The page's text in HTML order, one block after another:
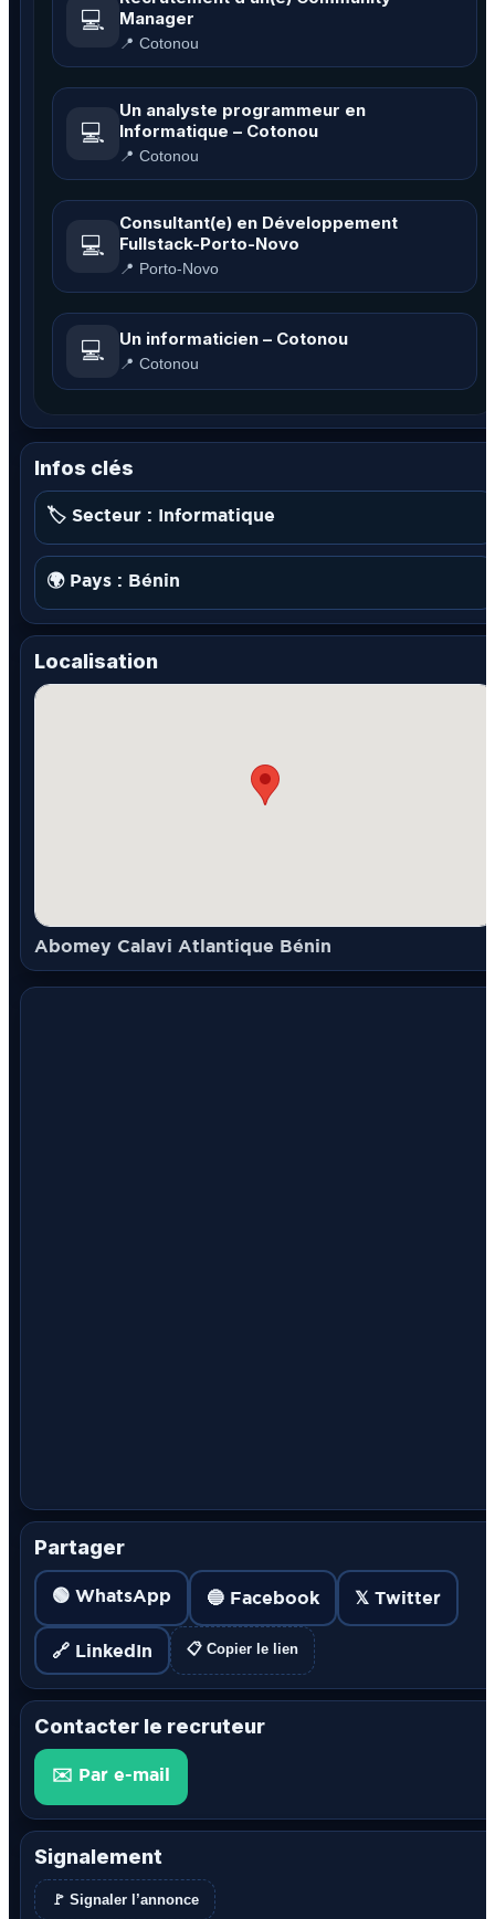
💻
Manager
📍 Cotonou
💻
Un analyste programmeur en
Informatique – Cotonou
📍 Cotonou
💻
Consultant(e) en Développement
Fullstack-Porto-Novo
📍 Porto-Novo
💻 Un informaticien – Cotonou
📍 Cotonou
Infos clés
🏷️ Secteur : Informatique
🌍 Pays : Bénin
Localisation
Abomey Calavi Atlantique Bénin
Partager
🟢 WhatsApp 🔵 Facebook 𝕏 Twitter
🔗 LinkedIn 📋 Copier le lien
Contacter le recruteur
✉️ Par e-mail
Signalement
🚩 Signaler l’annonce